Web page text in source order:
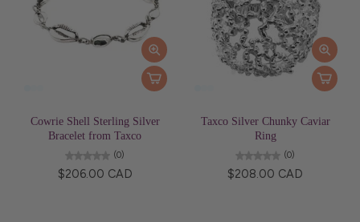
Cowrie Shell Sterling Silver
Bracelet from Taxco
(0)
$206.00 CAD
Taxco Silver Chunky Caviar
Ring
(0)
$208.00 CAD